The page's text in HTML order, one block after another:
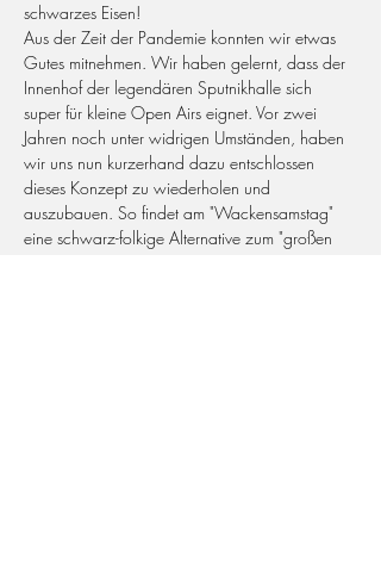
schwarzes Eisen!
Aus der Zeit der Pandemie konnten wir etwas
Gutes mitnehmen. Wir haben gelernt, dass der
Innenhof der legendären Sputnikhalle sich
super für kleine Open Airs eignet. Vor zwei
Jahren noch unter widrigen Umständen, haben
wir uns nun kurzerhand dazu entschlossen
dieses Konzept zu wiederholen und
auszubauen. So findet am "Wackensamstag"
eine schwarz-folkige Alternative zum "großen